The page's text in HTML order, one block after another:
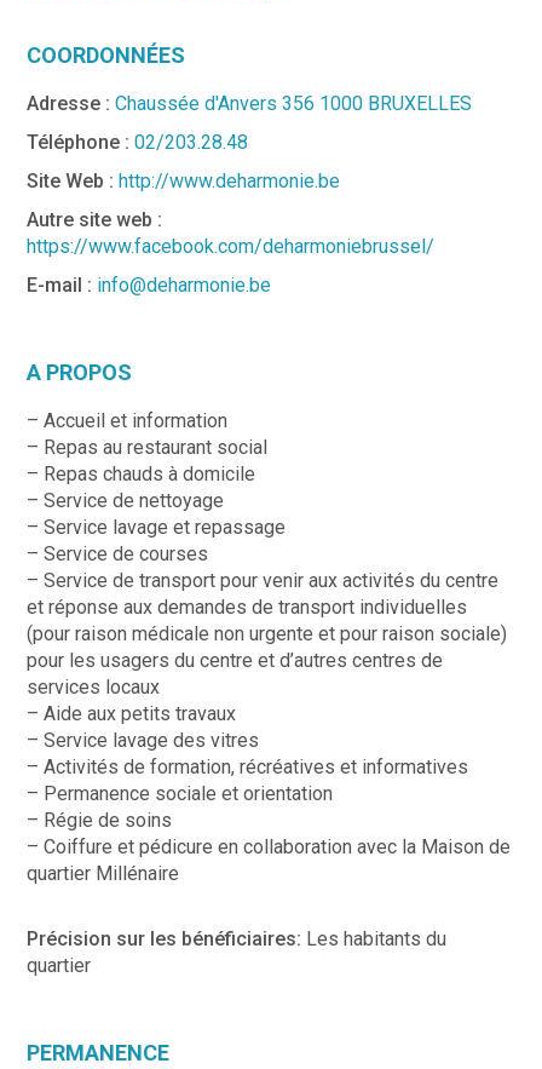
COORDONNÉES
Adresse : Chaussée d'Anvers 356 1000 BRUXELLES
Téléphone :02/203.28.48
Site Web : http://www.deharmonie.be
Autre site web :
https://www.facebook.com/deharmoniebrussel/
E-mail : info@deharmonie.be
A PROPOS
– Accueil et information
– Repas au restaurant social
– Repas chauds à domicile
– Service de nettoyage
– Service lavage et repassage
– Service de courses
– Service de transport pour venir aux activités du centre
et réponse aux demandes de transport individuelles
(pour raison médicale non urgente et pour raison sociale)
pour les usagers du centre et d’autres centres de
services locaux
– Aide aux petits travaux
– Service lavage des vitres
– Activités de formation, récréatives et informatives
– Permanence sociale et orientation
– Régie de soins
– Coiffure et pédicure en collaboration avec la Maison de
quartier Millénaire
Précision sur les bénéficiaires: Les habitants du
quartier
PERMANENCE